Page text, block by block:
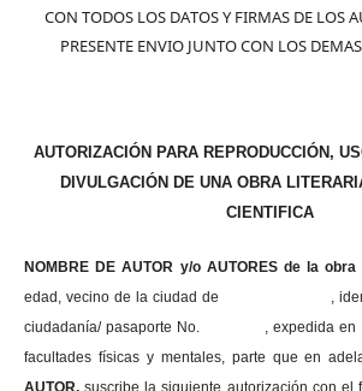
CON TODOS LOS DATOS Y FIRMAS DE LOS
PRESENTE ENVIO JUNTO CON LOS
AUTORIZACIÓN PARA REPRODUCCIÓN,
DIVULGACIÓN DE UNA OBRA
CIENTIFICA
NOMBRE DE AUTOR y/o AUTORES de la
edad, vecino de la ciudad de ,
ciudadanía/ pasaporte No. ,
facultades físicas y mentales, parte que en
AUTOR,suscribe la siguiente autorización con el